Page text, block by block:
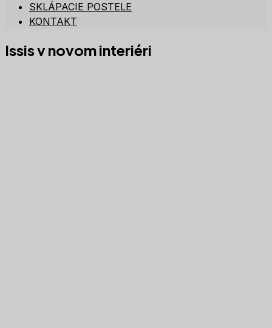
SKLÁPACIE POSTELE
KONTAKT
Issis v novom interiéri